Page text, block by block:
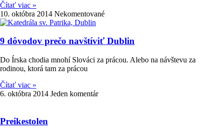
Čítať viac »
10. októbra 2014 Nekomentované
9 dôvodov prečo navštíviť Dublin
Do Írska chodia mnohí Slováci za prácou. Alebo na návštevu za
rodinou, ktorá tam za prácou
Čítať viac »
6. októbra 2014 Jeden komentár
Preikestolen